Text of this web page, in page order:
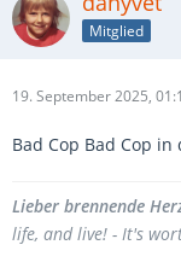
Mitglied
19. September 2025,
Bad Cop Bad Cop
Lieber brennende
life, and live! - It's